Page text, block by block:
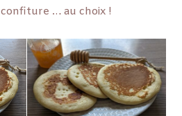
… au choix !